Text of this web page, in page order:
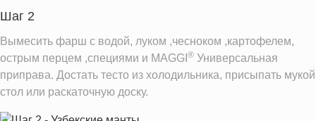
0.2 г
Шаг 2
Вымесить фарш с водой, луком ,чесноком ,картофелем,
острым перцем ,специями и MAGGI ® Универсальная
приправа. Достать тесто из холодильника, присыпать мукой
стол или раскаточную доску.